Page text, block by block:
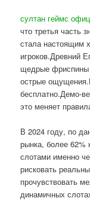
султан геймс
что третья часть
стала настоящим
игроков.Древний
щедрые фриспины
острые
бесплатно.Демо-
это меняет
В 2024 году, по
рынка, более 62%
слотами именно
рисковать
прочувствовать
динамичных